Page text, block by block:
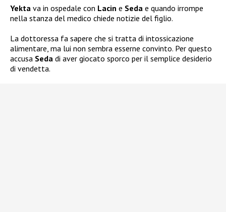
Yekta va in ospedale con Lacin e Seda e quando irrompe
nella stanza del medico chiede notizie del figlio.
La dottoressa fa sapere che si tratta di intossicazione
alimentare, ma lui non sembra esserne convinto. Per questo
accusa Seda di aver giocato sporco per il semplice desiderio
di vendetta.